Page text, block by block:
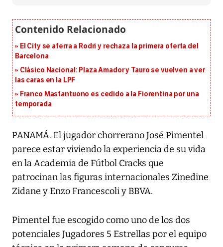
El City se aferra a Rodri y rechaza la primera oferta del
Barcelona
Clásico Nacional: Plaza Amador y Tauro se vuelven a ver
las caras en la LPF
Franco Mastantuono es cedido a la Fiorentina por una
temporada
PANAMÁ. El jugador chorrerano José Pimentel
parece estar viviendo la experiencia de su vida
en la Academia de Fútbol Cracks que
patrocinan las figuras internacionales Zinedine
Zidane y Enzo Francescoli y BBVA.
Pimentel fue escogido como uno de los dos
potenciales Jugadores 5 Estrellas por el equipo